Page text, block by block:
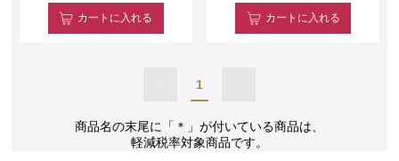
カート に入れる カート に入れる
1
商品名の末尾に「＊」が付いている商品は、
軽減税率対象商品です。